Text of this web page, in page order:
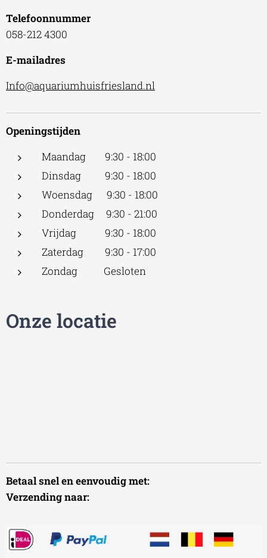
Telefoonnummer
058-212 4300
E-mailadres
Info@aquariumhuisfriesland.nl
Openingstijden
Maandag 9:30 - 18:00
Dinsdag 9:30 - 18:00
Woensdag 9:30 - 18:00
Donderdag 9:30 - 21:00
Vrijdag 9:30 - 18:00
Zaterdag 9:30 - 17:00
Zondag Gesloten
Onze locatie
Betaal snel en eenvoudig met:
Verzending naar: